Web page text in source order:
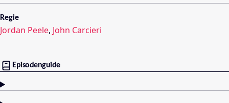
Regie
Jordan Peele, John Carcieri
Episodenguide